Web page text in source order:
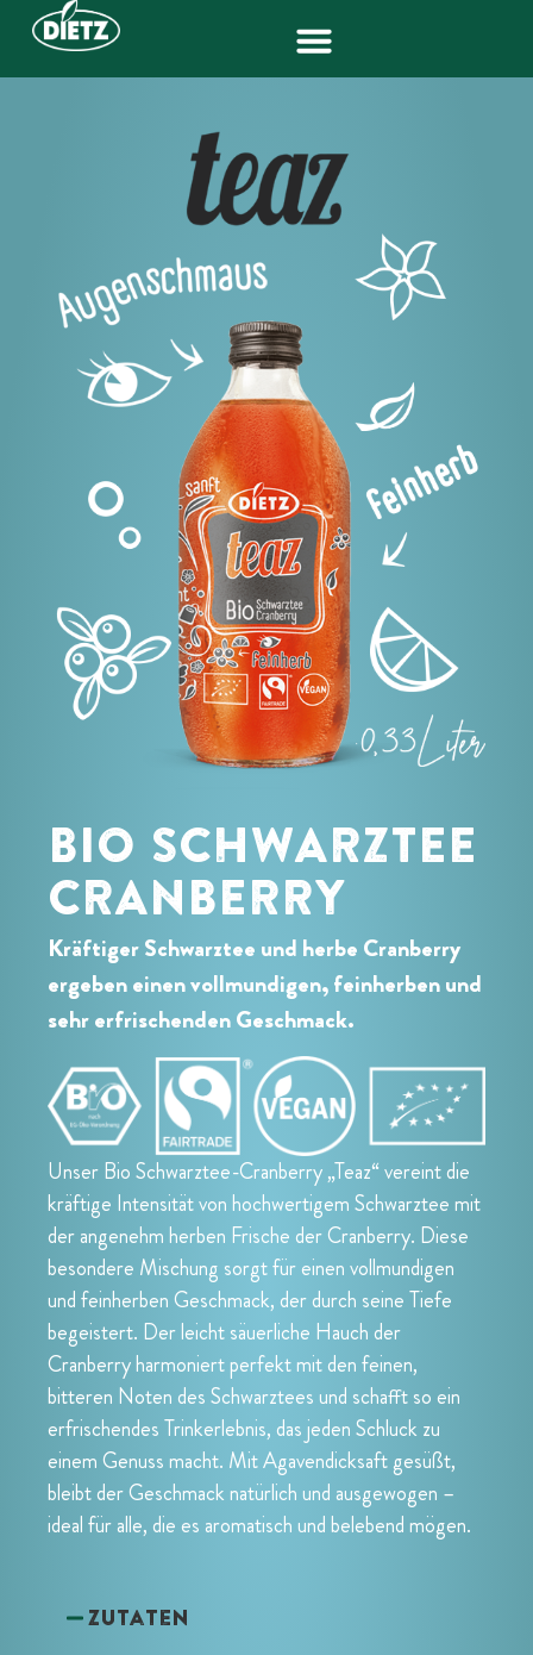
BIO SCHWARZTEE
CRANBERRY
Kräftiger Schwarztee und herbe Cranberry
ergeben einen vollmundigen, feinherben und
sehr erfrischenden Geschmack.
Unser Bio Schwarztee-Cranberry „Teaz“ vereint die
kräftige Intensität von hochwertigem Schwarztee mit
der angenehm herben Frische der Cranberry. Diese
besondere Mischung sorgt für einen vollmundigen
und feinherben Geschmack, der durch seine Tiefe
begeistert. Der leicht säuerliche Hauch der
Cranberry harmoniert perfekt mit den feinen,
bitteren Noten des Schwarztees und schafft so ein
erfrischendes Trinkerlebnis, das jeden Schluck zu
einem Genuss macht. Mit Agavendicksaft gesüßt,
bleibt der Geschmack natürlich und ausgewogen –
ideal für alle, die es aromatisch und belebend mögen.
Zutaten